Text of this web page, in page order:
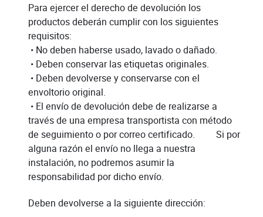
Para ejercer el derecho de devolución los
productos deberán cumplir con los siguientes
requisitos:
• No deben haberse usado, lavado o dañado.
• Deben conservar las etiquetas originales.
• Deben devolverse y conservarse con el
envoltorio original.
• El envío de devolución debe de realizarse a
través de una empresa transportista con método
de seguimiento o por correo certificado. Si por
alguna razón el envío no llega a nuestra
instalación, no podremos asumir la
responsabilidad por dicho envío.
Deben devolverse a la siguiente dirección: